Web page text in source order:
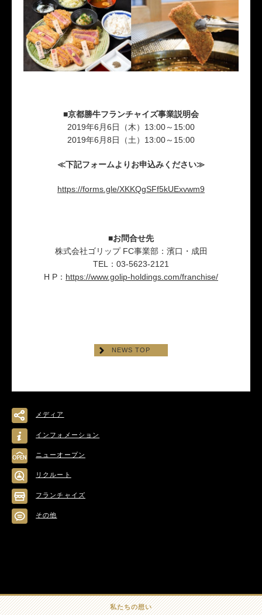
■京都勝牛フランチャイズ事業説明会
2019年6月6日（木）13:00～15:00
2019年6月8日（土）13:00～15:00
≪下記フォームよりお申込みください≫
https://forms.gle/XKKQgSFf5kUExvwm9
■お問合せ先
株式会社ゴリップ FC事業部：濱口・成田
TEL：03-5623-2121
H P： https://www.golip-holdings.com/franchise/
NEWS TOP
メディア
インフォメーション
ニューオープン
リクルート
フランチャイズ
その他
私たちの想い